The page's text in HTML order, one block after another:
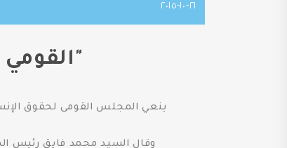
٢١-١٠-٢٠١٥
ينعي المجلس القومى لحقوق
وقال السيد محمد فايق رئيس